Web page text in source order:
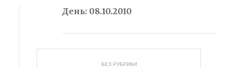
День: 08.10.2010
БЕЗ РУБРИКИ